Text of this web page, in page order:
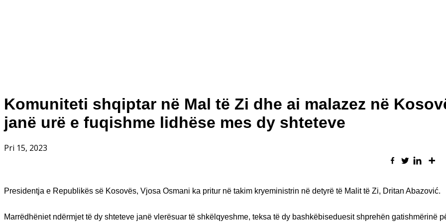
Komuniteti shqiptar në Mal të Zi dhe ai malazez në
janë urë e fuqishme lidhëse mes dy shteteve
Pri 15, 2023
Presidentja e Republikës së Kosovës, Vjosa Osmani ka pritur në takim kryeministrin në detyrë të Malit të Zi, Dritan Abazović.
Marrëdhëniet ndërmjet të dy shteteve janë vlerësuar të shkëlqyeshme, teksa të dy bashkëbiseduesit shprehën gatishmërinë